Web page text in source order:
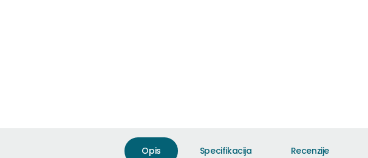
Opis Specifikacija Recenzije